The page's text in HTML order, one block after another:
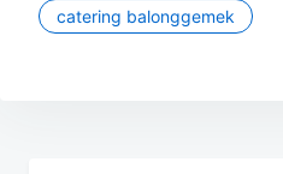
catering balonggemek